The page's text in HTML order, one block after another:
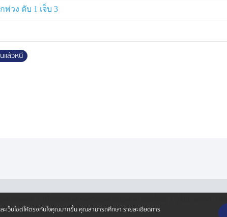
วง ดับ 1 เจ็บ 3
แล้วหนี
ะเว็บไซต์ให้ตรงกับใจคุณมากขึ้น คุณสามารถศึกษา รายละเอียดการ